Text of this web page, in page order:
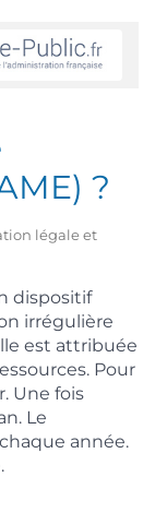
?
légale et
dispositif
irrégulière
est attribuée
Pour
Une fois
Le
année.